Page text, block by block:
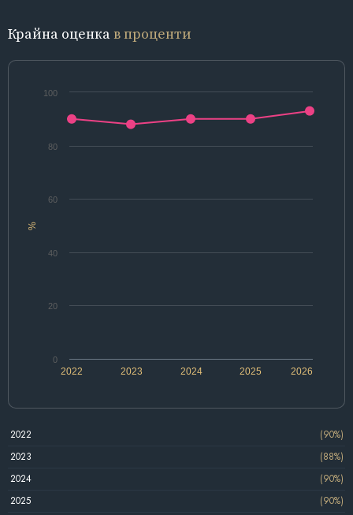
Крайна оценкав проценти
%
2022 2024 2026
2023 2025
0
20
40
60
80
100
2022
(90%)
2023
(88%)
2024
(90%)
2025
(90%)